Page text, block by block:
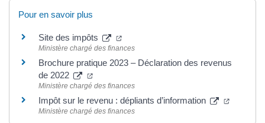
Pour en savoir plus
Site des impôts
Ministère chargé des finances
Brochure pratique 2023 – Déclaration des revenus
de 2022
Ministère chargé des finances
Impôt sur le revenu : dépliants d’information
Ministère chargé des finances